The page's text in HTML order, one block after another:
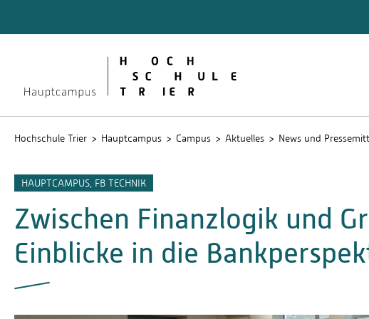
Hochschule Trier Hauptcampus Campus Aktuelles News und
HAUPTCAMPUS, FB TECHNIK
Zwischen Finanzlogik und
Einblicke in die